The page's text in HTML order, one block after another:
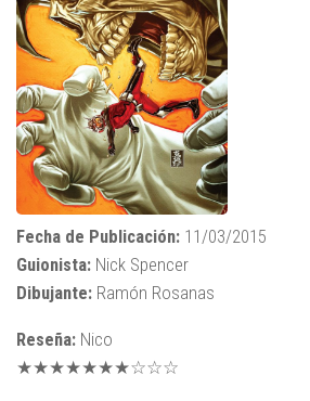
Fecha de Publicación: 11/03/2015
Guionista: Nick Spencer
Dibujante: Ramón Rosanas
Reseña: Nico
★★★★★★★☆☆☆